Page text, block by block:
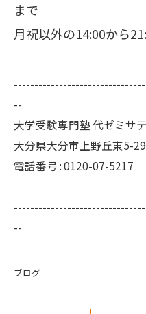
まで
月祝以外の14:00から
--
大学受験専門塾 代ゼミサ
大分県大分市上野丘東5-
電話番号 : 0120-07-5217
--
ブログ